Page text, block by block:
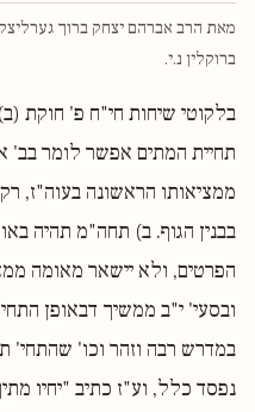
מאת הרב אברהם יצחק ברוך
ברוקלין נ.י.
בלקוטי שיחות חי"ח פ' חוקת
תחיית המתים אפשר לומר בב'
ממציאותו הראשונה בעוה"ז,
בבנין הגוף. ב) תחה"מ תהיה
הפרטים, ולא יישאר מאומה
ובסעי' י"ב ממשיך דבאופן
במדרש רבה וזהר וכו' שהתחי'
נפסד כלל, וע"ז כתיב "יחיו